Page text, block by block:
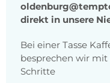
direkt in unsere
Bei einer Tasse
besprechen wir
Schritte